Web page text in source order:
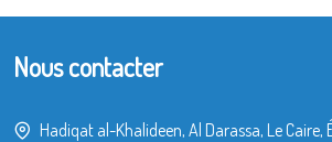
Nous contacter
Hadiqat al-Khalideen, Al Darassa, Le Caire,